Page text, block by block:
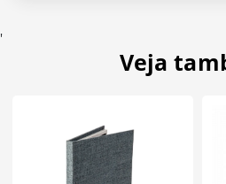
'
Veja